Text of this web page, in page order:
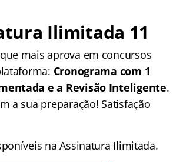
Ilimitada 11
mais aprova em concursos
Cronograma com 1
e a Revisão Inteligente.
a sua preparação! Satisfação
na Assinatura Ilimitada.